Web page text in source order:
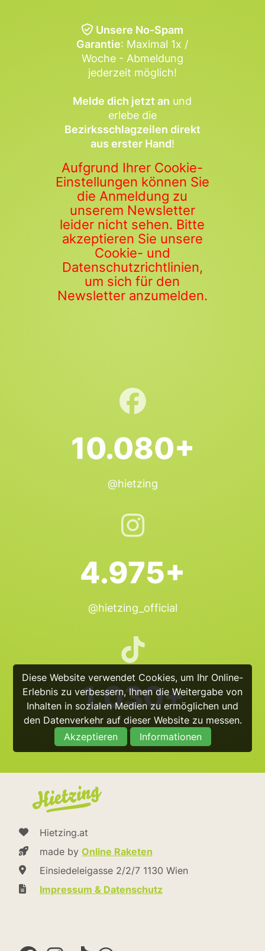
Diese Website verwendet Cookies, um Ihr Online-
Erlebnis zu verbessern, Ihnen die Weitergabe von
Inhalten in sozialen Medien zu ermöglichen und
den Datenverkehr auf dieser Website zu messen.
Akzeptieren
Informationen
Unsere No-Spam
Garantie: Maximal 1x /
Woche - Abmeldung
jederzeit möglich!
Melde dich jetzt an und
erlebe die
Bezirksschlagzeilen direkt
aus erster Hand!
Aufgrund Ihrer Cookie-
Einstellungen können Sie
die Anmeldung zu
unserem Newsletter
leider nicht sehen. Bitte
akzeptieren Sie unsere
Cookie- und
Datenschutzrichtlinien,
um sich für den
Newsletter anzumelden.
10.080+
@hietzing
4.975+
@hietzing_official
1.030+
@hietzing_official
Hietzing.at
made by Online Raketen
Einsiedeleigasse 2/2/7 1130 Wien
Impressum & Datenschutz